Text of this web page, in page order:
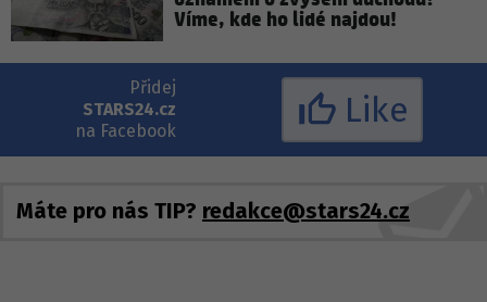
Víme, kde ho lidé najdou!
Přidej
STARS24.cz
na Facebook
Like
Máte pro nás TIP? redakce@stars24.cz